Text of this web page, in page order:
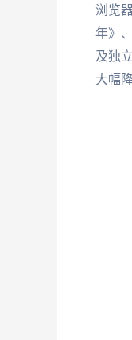
浏览
年》
及独
大幅